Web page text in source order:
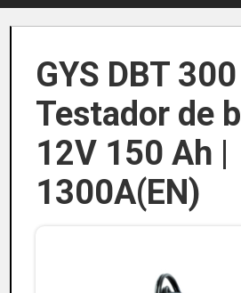
GYS DBT
Testador de
12V 150 Ah |
1300A(EN)